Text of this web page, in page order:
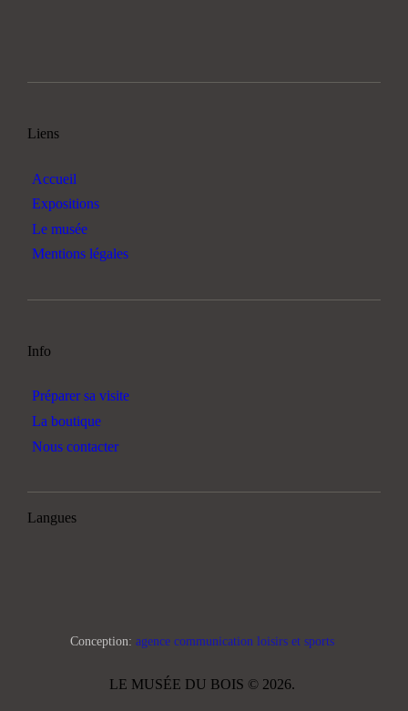
Liens
Accueil
Expositions
Le musée
Mentions légales
Info
Préparer sa visite
La boutique
Nous contacter
Langues
Conception: agence communication loisirs et sports
LE MUSÉE DU BOIS © 2026.